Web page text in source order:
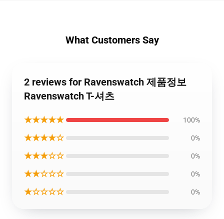
What Customers Say
2 reviews for Ravenswatch 제품정보
Ravenswatch T-셔츠
★★★★★ 100%
★★★★☆ 0%
★★★☆☆ 0%
★★☆☆☆ 0%
★☆☆☆☆ 0%